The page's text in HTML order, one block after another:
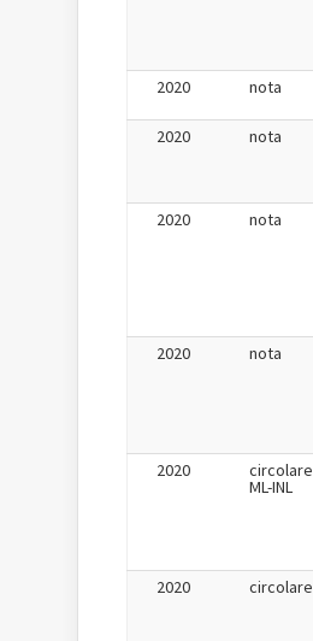
2020 nota
2020 nota
2020 nota
2020 nota
2020 circolare
ML-INL
2020 circolare